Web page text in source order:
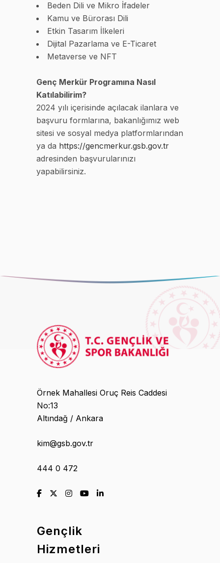
Beden Dili ve Mikro İfadeler
Kamu ve Bürorası Dili
Etkin Tasarım İlkeleri
Dijital Pazarlama ve E-Ticaret
Metaverse ve NFT
Genç Merkür Programına Nasıl
Katılabilirim?
2024 yılı içerisinde açılacak ilanlara ve
başvuru formlarına, bakanlığımız web
sitesi ve sosyal medya platformlarından
ya da https://gencmerkur.gsb.gov.tr
adresinden başvurularınızı
yapabilirsiniz.
Örnek Mahallesi Oruç Reis Caddesi
No:13
Altındağ / Ankara
kim@gsb.gov.tr
444 0 472
Gençlik
Hizmetleri